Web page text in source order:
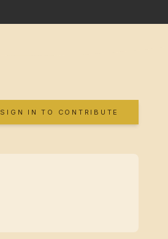
SIGN IN TO CONTRIBUTE